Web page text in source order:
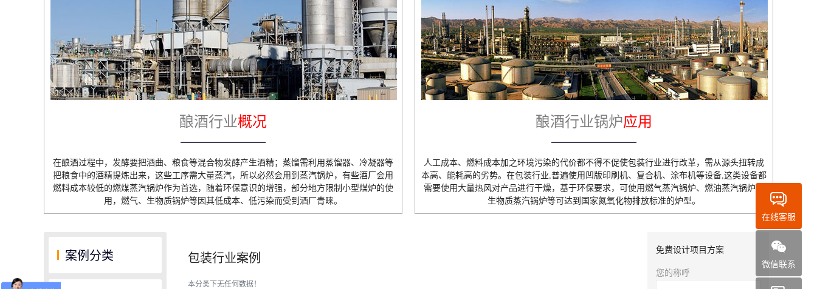
在线客服
微信联系
酿酒行业概况
在酿酒过程中，发酵要把酒曲、粮食等混合物发酵产生酒精；蒸馏需利用蒸馏器、冷凝器等
把粮食中的酒精提炼出来，这些工序需大量蒸汽，所以必然会用到蒸汽锅炉，有些酒厂会用
燃料成本较低的燃煤蒸汽锅炉作为首选，随着环保意识的增强，部分地方限制小型煤炉的使
用，燃气、生物质锅炉等因其低成本、低污染而受到酒厂青睐。
酿酒行业锅炉应用
人工成本、燃料成本加之环境污染的代价都不得不促使包装行业进行改革，需从源头扭转成
本高、能耗高的劣势。在包装行业,普遍使用凹版印刷机、复合机、涂布机等设备,这类设备都
需要使用大量热风对产品进行干燥，基于环保要求，可使用燃气蒸汽锅炉、燃油蒸汽锅炉、
生物质蒸汽锅炉等可达到国家氮氧化物排放标准的炉型。
案例分类 包装行业案例
本分类下无任何数据！
免费设计项目方案
您的称呼